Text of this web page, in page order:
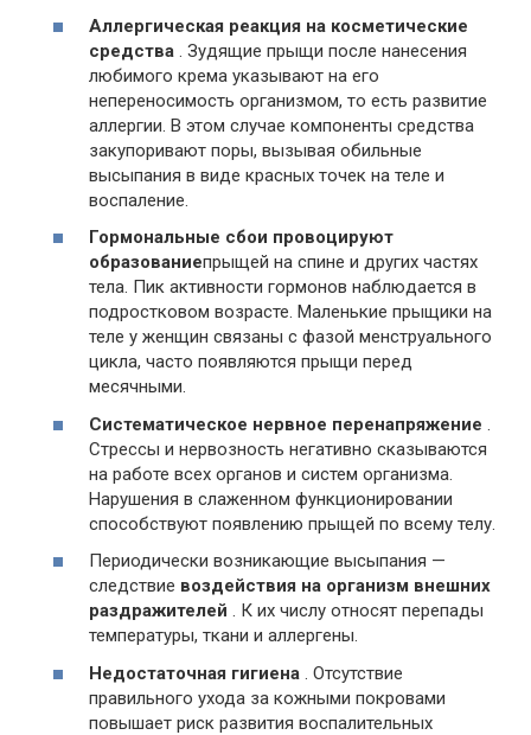
Аллергическая реакция на косметические
средства . Зудящие прыщи после нанесения
любимого крема указывают на его
непереносимость организмом, то есть развитие
аллергии. В этом случае компоненты средства
закупоривают поры, вызывая обильные
высыпания в виде красных точек на теле и
воспаление.
Гормональные сбои провоцируют
образованиепрыщей на спине и других частях
тела. Пик активности гормонов наблюдается в
подростковом возрасте. Маленькие прыщики на
теле у женщин связаны с фазой менструального
цикла, часто появляются прыщи перед
месячными.
Систематическое нервное перенапряжение
Стрессы и нервозность негативно сказываются
на работе всех органов и систем организма.
Нарушения в слаженном функционировании
способствуют появлению прыщей по всему телу.
Периодически возникающие высыпания —
следствие воздействия на организм внешних
раздражителей . К их числу относят перепады
температуры, ткани и аллергены.
Недостаточная гигиена . Отсутствие
правильного ухода за кожными покровами
повышает риск развития воспалительных